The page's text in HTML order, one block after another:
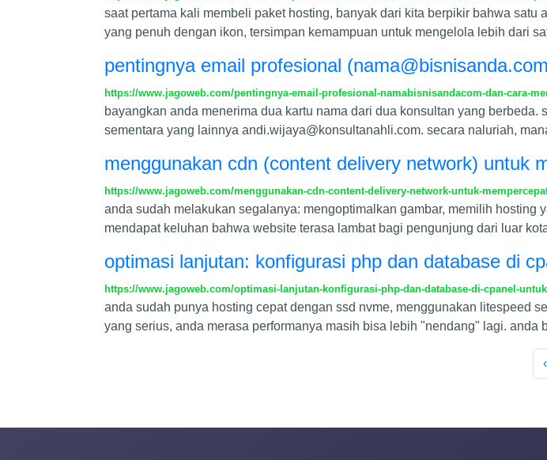
saat pertama kali membeli paket hosting, banyak dari kita berpikir bahwa
yang penuh dengan ikon, tersimpan kemampuan untuk mengelola lebih dari
pentingnya email profesional (nama@bisnisanda.com
https://www.jagoweb.com/pentingnya-email-profesional-namabisnisandacom-dan-cara-
bayangkan anda menerima dua kartu nama dari dua konsultan yang berbeda.
sementara yang lainnya andi.wijaya@konsultanahli.com. secara naluriah,
menggunakan cdn (content delivery network) untuk
https://www.jagoweb.com/menggunakan-cdn-content-delivery-network-untuk-
anda sudah melakukan segalanya: mengoptimalkan gambar, memilih hosting
mendapat keluhan bahwa website terasa lambat bagi pengunjung dari luar
optimasi lanjutan: konfigurasi php dan database di
https://www.jagoweb.com/optimasi-lanjutan-konfigurasi-php-dan-database-di-cpanel-
anda sudah punya hosting cepat dengan ssd nvme, menggunakan litespeed
yang serius, anda merasa performanya masih bisa lebih "nendang" lagi. anda
‹